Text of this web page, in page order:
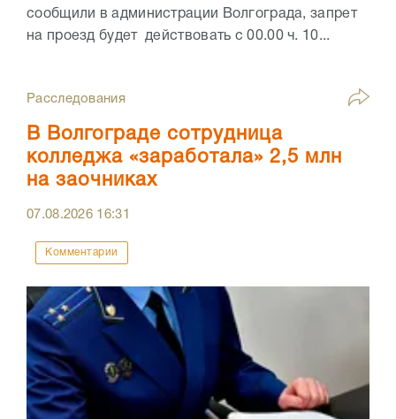
сообщили в администрации Волгограда, запрет
на проезд будет действовать с 00.00 ч. 10...
Расследования
В Волгограде сотрудница
колледжа «заработала» 2,5 млн
на заочниках
07.08.2026 16:31
Комментарии